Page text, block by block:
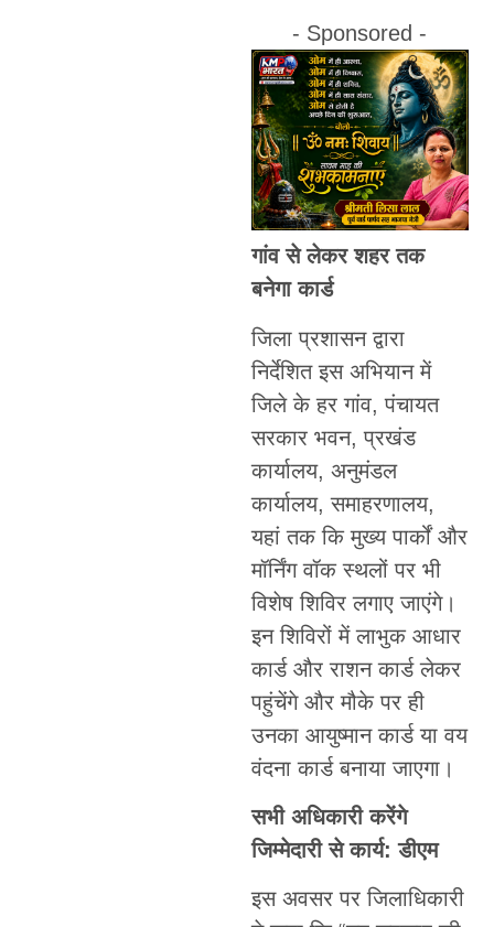
- Sponsored -
गांव से लेकर शहर तक
बनेगा कार्ड
जिला प्रशासन द्वारा
निर्देशित इस अभियान में
जिले के हर गांव, पंचायत
सरकार भवन, प्रखंड
कार्यालय, अनुमंडल
कार्यालय, समाहरणालय,
यहां तक कि मुख्य पार्कों और
मॉर्निंग वॉक स्थलों पर भी
विशेष शिविर लगाए जाएंगे।
इन शिविरों में लाभुक आधार
कार्ड और राशन कार्ड लेकर
पहुंचेंगे और मौके पर ही
उनका आयुष्मान कार्ड या वय
वंदना कार्ड बनाया जाएगा।
सभी अधिकारी करेंगे
जिम्मेदारी से कार्य: डीएम
इस अवसर पर जिलाधिकारी